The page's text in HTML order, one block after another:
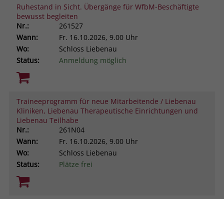
Ruhestand in Sicht. Übergänge für WfbM-Beschäftigte
bewusst begleiten
Nr.:
261527
Wann:
Fr. 16.10.2026, 9.00 Uhr
Wo:
Schloss Liebenau
Status:
Anmeldung möglich
Traineeprogramm für neue Mitarbeitende / Liebenau
Kliniken, Liebenau Therapeutische Einrichtungen und
Liebenau Teilhabe
Nr.:
261N04
Wann:
Fr. 16.10.2026, 9.00 Uhr
Wo:
Schloss Liebenau
Status:
Plätze frei